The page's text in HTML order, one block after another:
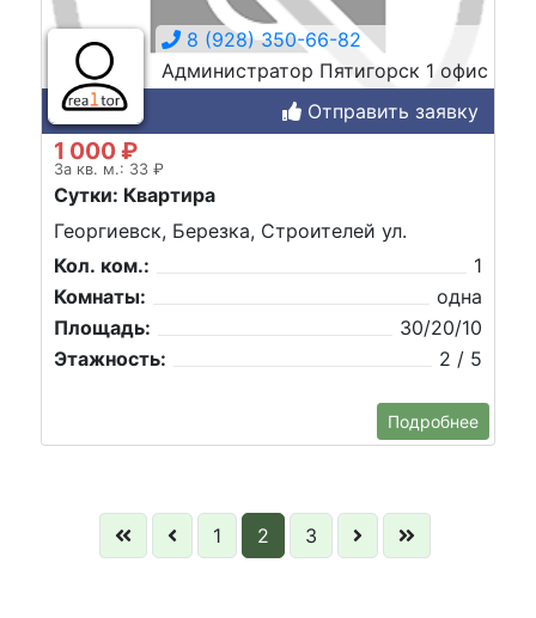
8 (928) 350-66-82
Администратор Пятигорск 1 офис
Отправить заявку
1 000 ₽
За кв. м.: 33 ₽
Сутки: Квартира
Георгиевск, Березка, Строителей ул.
Кол. ком.:
1
Комнаты:
одна
Площадь:
30/20/10
Этажность:
2 / 5
Подробнее
1 2 3